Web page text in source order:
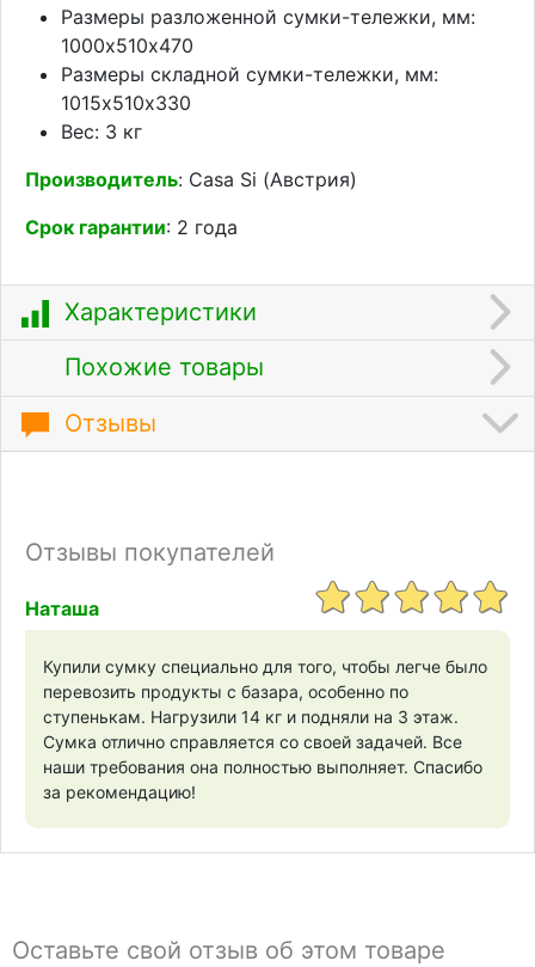
Размеры разложенной сумки-тележки, мм:
1000х510х470
Размеры складной сумки-тележки, мм:
1015х510х330
Вес: 3 кг
Производитель: Casa Si (Австрия)
Срок гарантии: 2 года
Характеристики
Похожие товары
Отзывы
Отзывы покупателей
Наташа
Купили сумку специально для того, чтобы легче было
перевозить продукты с базара, особенно по
ступенькам. Нагрузили 14 кг и подняли на 3 этаж.
Сумка отлично справляется со своей задачей. Все
наши требования она полностью выполняет. Спасибо
за рекомендацию!
Оставьте свой отзыв об этом товаре